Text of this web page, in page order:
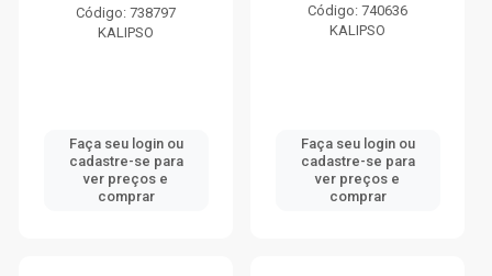
Código: 738797
KALIPSO
Faça seu login ou
cadastre-se para
ver preços e
comprar
Código: 740636
KALIPSO
Faça seu login ou
cadastre-se para
ver preços e
comprar